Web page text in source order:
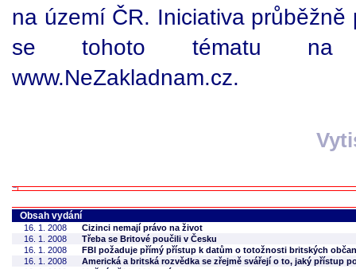
na území ČR. Iniciativa
se tohoto tématu na
www.NeZakladnam.cz.
Obsah vydání
16. 1. 2008
Cizinci nemají právo na život
16. 1. 2008
Třeba se Britové poučili v Česku
16. 1. 2008
FBI požaduje přímý přístup k datům o totožnosti britských
16. 1. 2008
Americká a britská rozvědka se zřejmě svářejí o to, jaký přístup